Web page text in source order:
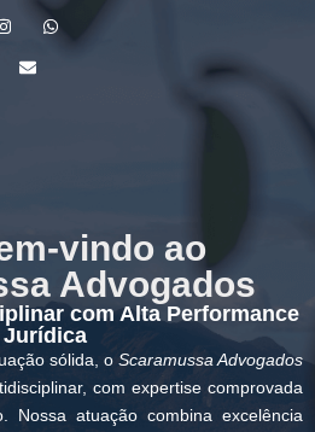
vindo ao
Advogados
com Alta Performance
Jurídica
sólida, o Scaramussa Advogados
com expertise comprovada
Nossa atuação combina excelência